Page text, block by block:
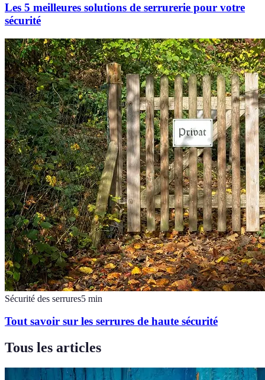
Les 5 meilleures solutions de serrurerie pour votre
sécurité
Sécurité des serrures5 min
Tout savoir sur les serrures de haute sécurité
Tous les articles